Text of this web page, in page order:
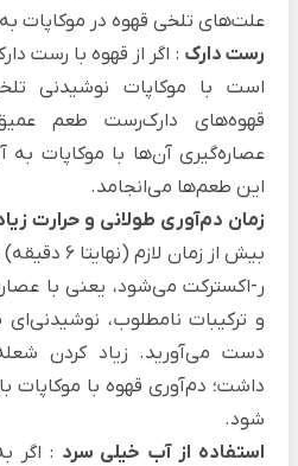
علت‌های تلخی قهوه در موکاپات
رست دارک : اگر از قهوه با رست
است با موکاپات نوشیدنی
قهوه‌های دارک‌رست طعم
عصاره‌گیری آن‌ها با موکاپات به
این طعم‌ها می‌انجامد.
زمان دم‌آوری طولانی و حرارت
بیش از زمان لازم (نهایتا 6 دقیقه) روی حرارت بماند،
ر-اکسترکت می‌شود، یعنی با
و ترکیبات نامطلوب،
دست می‌آورید. زیاد کردن
داشت؛ دم‌آوری قهوه با موکاپات
شود.
استفاده از آب خیلی سرد : اگر